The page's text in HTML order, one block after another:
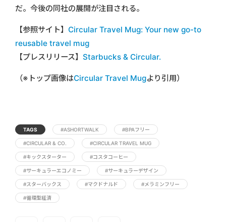
だ。今後の同社の展開が注目される。
【参照サイト】 Circular Travel Mug: Your new go-to
reusable travel mug
【プレスリリース】 Starbucks & Circular.
（※トップ画像はCircular Travel Mugより引用）
TAGS #ASHORTWALK #BPAフリー
#CIRCULAR & CO. #CIRCULAR TRAVEL MUG
#キックスターター #コスタコーヒー
#サーキュラーエコノミー #サーキュラーデザイン
#スターバックス #マクドナルド #メラミンフリー
#循環型経済